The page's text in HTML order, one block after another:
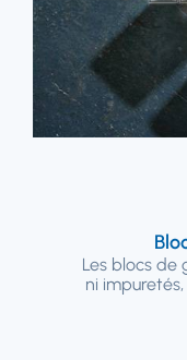
Les blocs de
ni